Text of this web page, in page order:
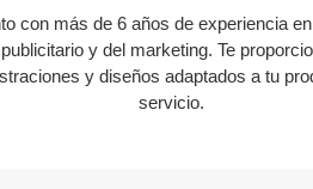
con más de 6 años de experiencia
publicitario y del marketing. Te
y diseños adaptados a tu
servicio.